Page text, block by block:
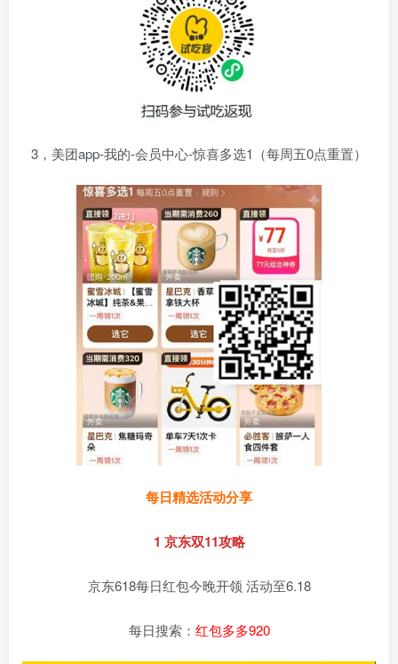
3，美团app-我的-会员中心-惊喜多选1（每周五0点重置）
每日精选活动分享
1 京东双11攻略
京东618每日红包今晚开领 活动至6.18
每日搜索： 红包多多920